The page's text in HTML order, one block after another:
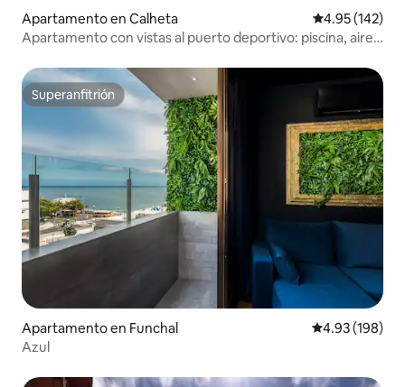
Apartamento en Calheta Calificación
4.95 (142)
Apartamento con vistas al puerto deportivo: piscina, aire
Superanfitrión
Superanfitrión
Apartamento en Funchal Calificación
4.93 (198)
Azul